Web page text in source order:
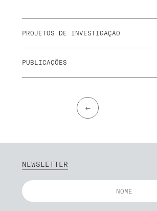
PROJETOS DE INVESTIGAÇÃO
PUBLICAÇÕES
←
NEWSLETTER